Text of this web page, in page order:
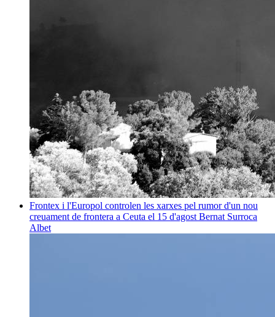
Frontex i l'Europol controlen les xarxes pel rumor d'un nou
creuament de frontera a Ceuta el 15 d'agost Bernat Surroca
Albet